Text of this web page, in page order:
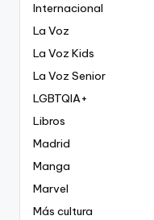
Internacional
La Voz
La Voz Kids
La Voz Senior
LGBTQIA+
Libros
Madrid
Manga
Marvel
Más cultura